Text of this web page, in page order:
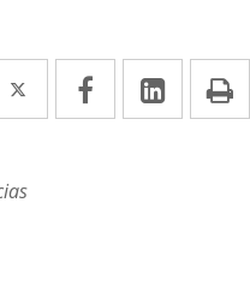
Twitter
Enlace
a
aplicación
Facebook
Enlace
a
Enlace
a